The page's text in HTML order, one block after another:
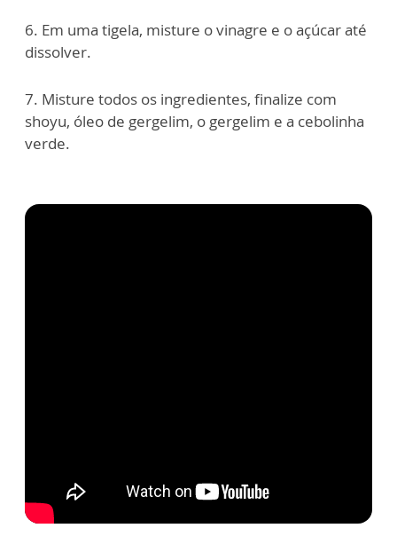
6. Em uma tigela, misture o vinagre e o açúcar até
dissolver.
7. Misture todos os ingredientes, finalize com
shoyu, óleo de gergelim, o gergelim e a cebolinha
verde.